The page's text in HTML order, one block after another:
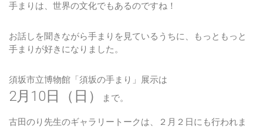
手まりは、世界の文化でもあるのですね！
お話しを聞きながら手まりを見ているうちに、もっともっと
手まりが好きになりました。
須坂市立博物館「須坂の手まり」展示は
2月10日（日） まで。
古田のり先生のギャラリートークは、２月２日にも行われま